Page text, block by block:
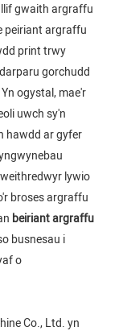
gwaith argraffu
peiriant argraffu
print trwy
gorchudd
ogystal, mae'r
uwch sy'n
hawdd ar gyfer
lywio
broses argraffu
beiriant argraffu
busnesau i
o
Co., Ltd. yn